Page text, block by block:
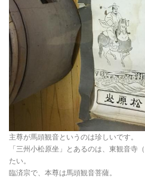
主尊が馬頭観音というのは珍しいです。
「三州小松原坐」とあるのは、東観音寺
たい。
臨済宗で、本尊は馬頭観音菩薩。